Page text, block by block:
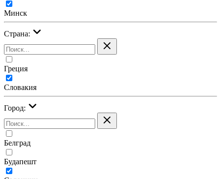
Минск
Страна:
Греция
Словакия
Город:
Белград
Будапешт